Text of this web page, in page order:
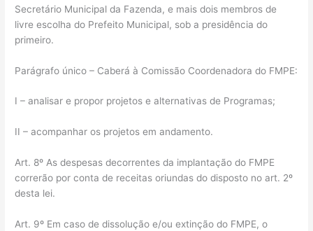
Secretário Municipal da Fazenda, e mais dois membros de
livre escolha do Prefeito Municipal, sob a presidência do
primeiro.
Parágrafo único – Caberá à Comissão Coordenadora do FMPE:
I – analisar e propor projetos e alternativas de Programas;
II – acompanhar os projetos em andamento.
Art. 8º As despesas decorrentes da implantação do FMPE
correrão por conta de receitas oriundas do disposto no art. 2º
desta lei.
Art. 9º Em caso de dissolução e/ou extinção do FMPE, o